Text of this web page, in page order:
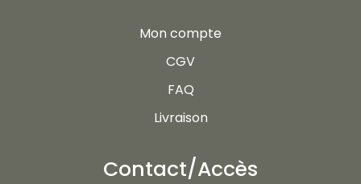
Mon compte
CGV
FAQ
Livraison
Contact/Accès